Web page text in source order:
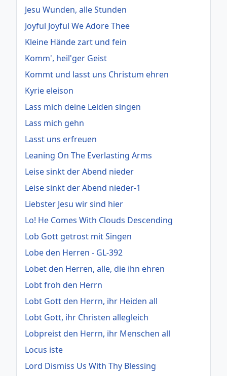
Jesu Wunden, alle Stunden
Joyful Joyful We Adore Thee
Kleine Hände zart und fein
Komm', heil'ger Geist
Kommt und lasst uns Christum ehren
Kyrie eleison
Lass mich deine Leiden singen
Lass mich gehn
Lasst uns erfreuen
Leaning On The Everlasting Arms
Leise sinkt der Abend nieder
Leise sinkt der Abend nieder-1
Liebster Jesu wir sind hier
Lo! He Comes With Clouds Descending
Lob Gott getrost mit Singen
Lobe den Herren - GL-392
Lobet den Herren, alle, die ihn ehren
Lobt froh den Herrn
Lobt Gott den Herrn, ihr Heiden all
Lobt Gott, ihr Christen allegleich
Lobpreist den Herrn, ihr Menschen all
Locus iste
Lord Dismiss Us With Thy Blessing